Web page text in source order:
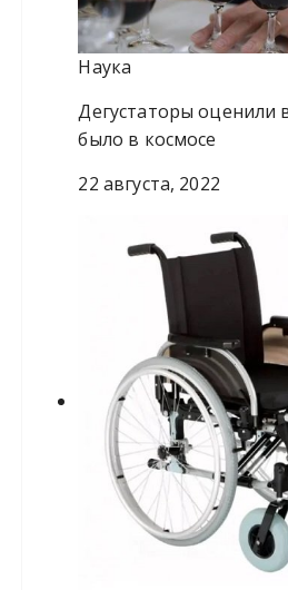
Наука
Дегустаторы оценили
было в космосе
22 августа, 2022